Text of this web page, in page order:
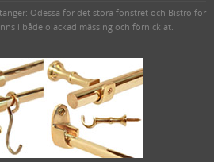
Odessa för det stora fönstret och Bistro för
i både olackad mässing och förnicklat.